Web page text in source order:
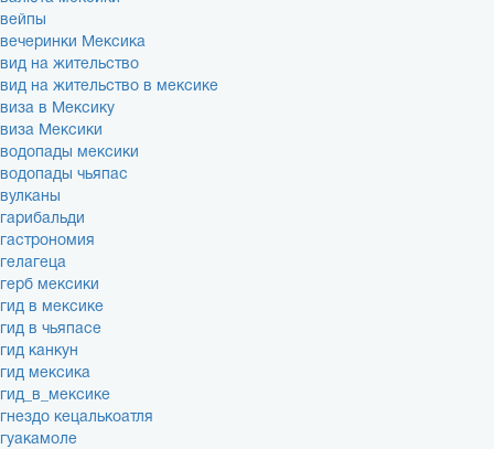
вейпы
вечеринки Мексика
вид на жительство
вид на жительство в мексике
виза в Мексику
виза Мексики
водопады мексики
водопады чьяпас
вулканы
гарибальди
гастрономия
гелагеца
герб мексики
гид в мексике
гид в чьяпасе
гид канкун
гид мексика
гид_в_мексике
гнездо кецалькоатля
гуакамоле